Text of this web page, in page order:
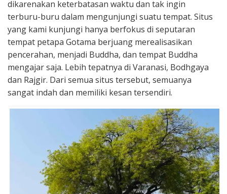
dikarenakan keterbatasan waktu dan tak ingin
terburu-buru dalam mengunjungi suatu tempat. Situs
yang kami kunjungi hanya berfokus di seputaran
tempat petapa Gotama berjuang merealisasikan
pencerahan, menjadi Buddha, dan tempat Buddha
mengajar saja. Lebih tepatnya di Varanasi, Bodhgaya
dan Rajgir. Dari semua situs tersebut, semuanya
sangat indah dan memiliki kesan tersendiri.